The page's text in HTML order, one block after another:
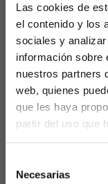
Las cookies de
el contenido y los
sociales y
información sobre
nuestros partners
web, quienes
que les haya
partir del uso que
NecesariasSÍ,
temporada , con
de los 10
variables de
de no disputar
muestra de la
espera otorgar.
Agirrezabala
porGiorgi
nuevo portero